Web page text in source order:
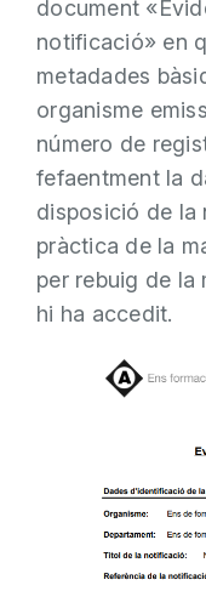
document
notificació» en
metadades
organisme
número de
fefaentment la
disposició de la
pràctica de la
per rebuig de la
hi ha accedit.